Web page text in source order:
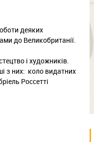
деяких
до Великобританії.
і художників.
з них: коло видатних
Россетті